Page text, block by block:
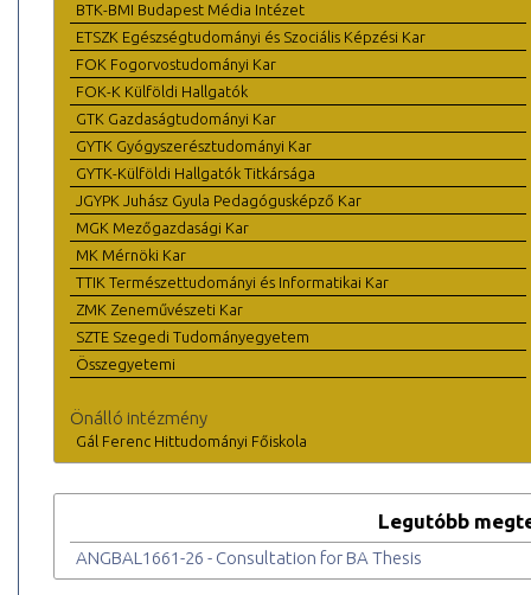
BTK-BMI Budapest Média Intézet
ETSZK Egészségtudományi és Szociális Képzési Kar
FOK Fogorvostudományi Kar
FOK-K Külföldi Hallgatók
GTK Gazdaságtudományi Kar
GYTK Gyógyszerésztudományi Kar
GYTK-Külföldi Hallgatók Titkársága
JGYPK Juhász Gyula Pedagógusképző Kar
MGK Mezőgazdasági Kar
MK Mérnöki Kar
TTIK Természettudományi és Informatikai Kar
ZMK Zeneművészeti Kar
SZTE Szegedi Tudományegyetem
Összegyetemi
Önálló intézmény
Gál Ferenc Hittudományi Főiskola
Legutóbb
ANGBAL1661-26 - Consultation for BA Thesis